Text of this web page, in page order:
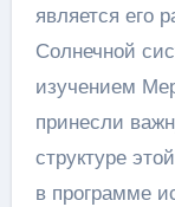
является его
Солнечной
изучением
принесли
структуре
в программе